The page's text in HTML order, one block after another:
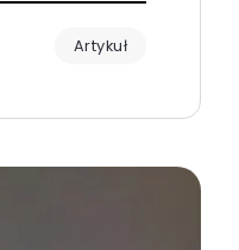
Artykuł